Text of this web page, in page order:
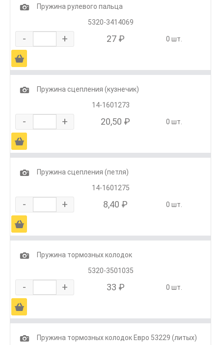
1
Пружина рулевого пальца
5320-3414069
- + 27 ₽ 0 шт.
Ä
1
Пружина сцепления (кузнечик)
14-1601273
- + 20,50 ₽ 0 шт.
Ä
1
Пружина сцепления (петля)
14-1601275
- + 8,40 ₽ 0 шт.
Ä
1
Пружина тормозных колодок
5320-3501035
- + 33 ₽ 0 шт.
Ä
1
Пружина тормозных колодок Евро 53229 (литых)